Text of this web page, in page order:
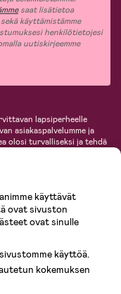
saat lisätietoa
käyttämistämme
henkilötietojesi
uutiskirjeemme
lapsiperheelle
asiakaspalvelumme ja
olosi turvalliseksi ja tehdä
lukuisia tunnettuja
LEGO ja monia muita!
lastentarvikkeiden
käyttävät
ovat sivuston
ovat sinulle
käyttöä.
kokemuksen